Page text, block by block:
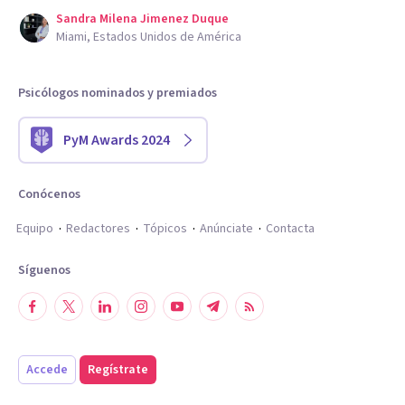
Sandra Milena Jimenez Duque
Miami, Estados Unidos de América
Psicólogos nominados y premiados
PyM Awards 2024
Conócenos
Equipo
Redactores Tópicos Anúnciate Contacta
Síguenos
Accede Regístrate